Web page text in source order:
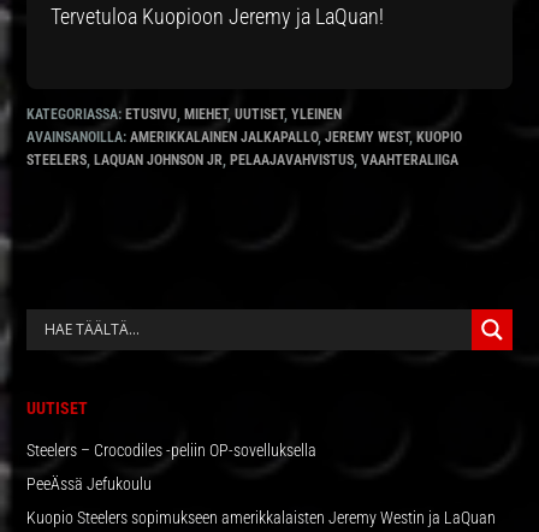
Tervetuloa Kuopioon Jeremy ja LaQuan!
KATEGORIASSA:ETUSIVU ,MIEHET,UUTISET,YLEINEN
AVAINSANOILLA:AMERIKKALAINEN JALKAPALLO,JEREMY WEST,KUOPIO
STEELERS ,LAQUAN JOHNSON JR ,PELAAJAVAHVISTUS ,VAAHTERALIIGA
ENSISIJAINEN
UUTISET
Steelers – Crocodiles -peliin OP-sovelluksella
PeeÄssä Jefukoulu
Kuopio Steelers sopimukseen amerikkalaisten Jeremy Westin ja LaQuan